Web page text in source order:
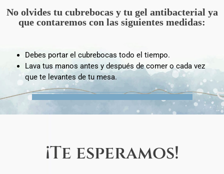
No olvides tu cubrebocas y tu gel antibacterial ya
que contaremos con las siguientes medidas:
Debes portar el cubrebocas todo el tiempo.
Lava tus manos antes y después de comer o cada vez
que te levantes de tu mesa.
¡Te esperamos!